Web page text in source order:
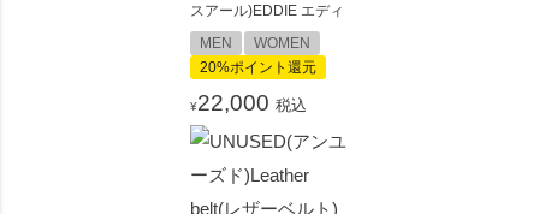
スアール)EDDIE エディ
MEN
WOMEN
20%ポイント還元
¥22,000 税込